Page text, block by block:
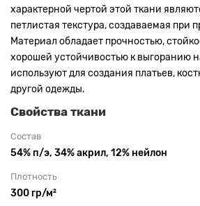
характерной чертой этой ткани
петлистая текстура, создаваемая при
Материал обладает прочностью,
хорошей устойчивостью к выгоранию
используют для создания платьев,
другой одежды.
Свойства ткани
Состав
54% п/э, 34% акрил, 12% нейлон
Плотность
300 гр/м²